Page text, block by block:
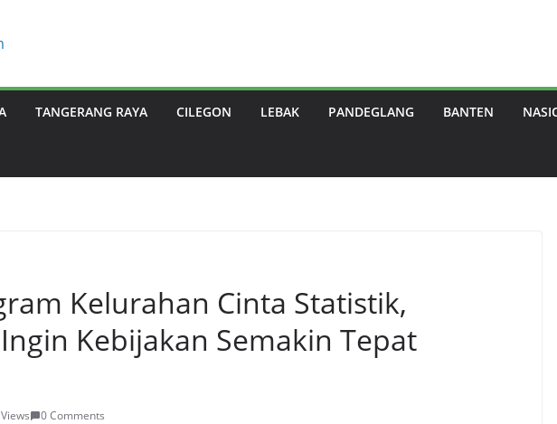
TANGERANG RAYA CILEGON LEBAK PANDEGLANG BANTEN
Kelurahan Cinta Statistik,
Kebijakan Semakin Tepat
0 Comments